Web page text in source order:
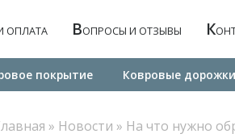
ОПЛАТА ВОПРОСЫ И ОТЗЫВЫ К
покрытие Ковровые дорожки
» Новости » На что нужно